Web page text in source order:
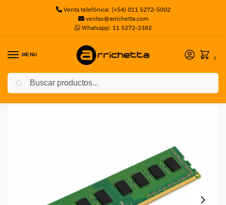
Venta telefónica: (+54) 011 5272-5002
ventas@arrichetta.com
Whatsapp: 11 5272-2382
MENU
0
Inicio Memorias PC / Memoria PC DDR4 8GB OEM